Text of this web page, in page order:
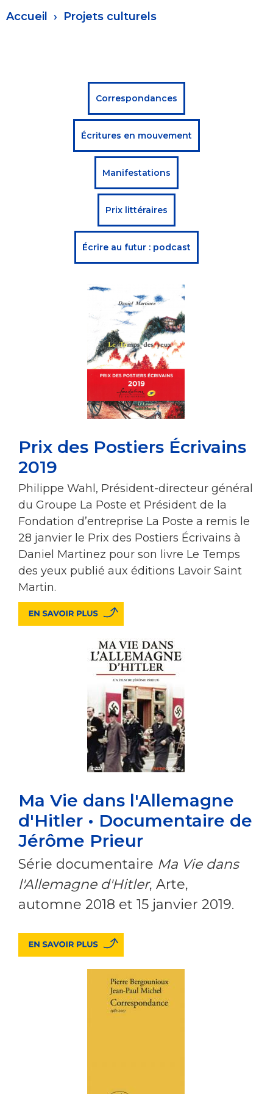
Fil
Accueil Projets culturels
Menu
projets
culturels
Correspondances
Écritures en mouvement
Manifestations
Prix littéraires
Écrire au futur : podcast
Prix des Postiers Écrivains
2019
Philippe Wahl, Président-directeur général
du Groupe La Poste et Président de la
Fondation d’entreprise La Poste a remis le
28 janvier le Prix des Postiers Écrivains à
Daniel Martinez pour son livre Le Temps
des yeux publié aux éditions Lavoir Saint
Martin.
Ma Vie dans l'Allemagne
d'Hitler • Documentaire de
Jérôme Prieur
Série documentaire Ma Vie dans
l'Allemagne d'Hitler, Arte,
automne 2018 et 15 janvier 2019.